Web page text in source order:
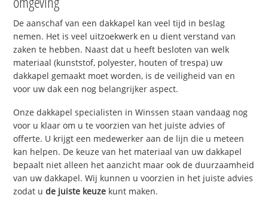
De aanschaf van een dakkapel kan veel tijd in beslag
nemen. Het is veel uitzoekwerk en u dient verstand van
zaken te hebben. Naast dat u heeft besloten van welk
materiaal (kunststof, polyester, houten of trespa) uw
dakkapel gemaakt moet worden, is de veiligheid van en
voor uw dak een nog belangrijker aspect.
Onze dakkapel specialisten in Winssen staan vandaag nog
voor u klaar om u te voorzien van het juiste advies of
offerte. U krijgt een medewerker aan de lijn die u meteen
kan helpen. De keuze van het materiaal van uw dakkapel
bepaalt niet alleen het aanzicht maar ook de duurzaamheid
van uw dakkapel. Wij kunnen u voorzien in het juiste advies
zodat ude juiste keuze kunt maken.